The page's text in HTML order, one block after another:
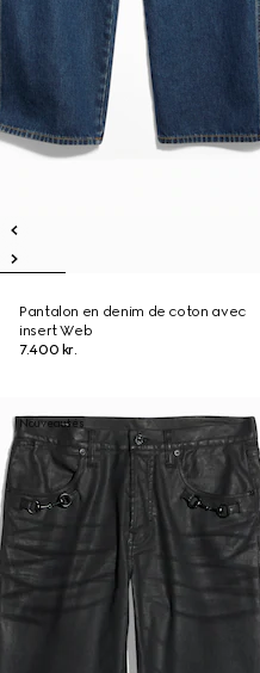
Pantalon en denim de coton avec
insert Web
7.400 kr.
Nouveautés